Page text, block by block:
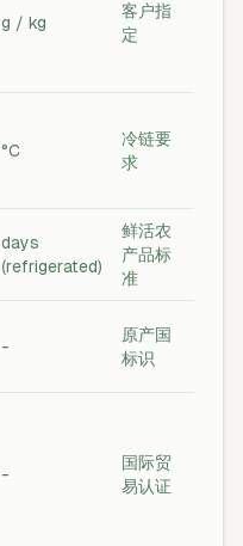
g / kg
客户指
定
°C
冷链要
求
days
(refrigerated)
鲜活农
产品标
准
-
原产国
标识
-
国际贸
易认证